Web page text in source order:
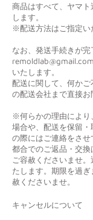
商品はすべて、ヤマ
します。
※配送方法はご指定い
なお、発送手続きが完
いたします。
配送に関して、何か
の配送会社まで直接お
※何らかの理由により
場合や、配送を保留
の際にはご連絡をさ
都合でのご返品・交
ご容赦くださいませ
たします。期限を過
赦くださいませ。
キャンセルについて